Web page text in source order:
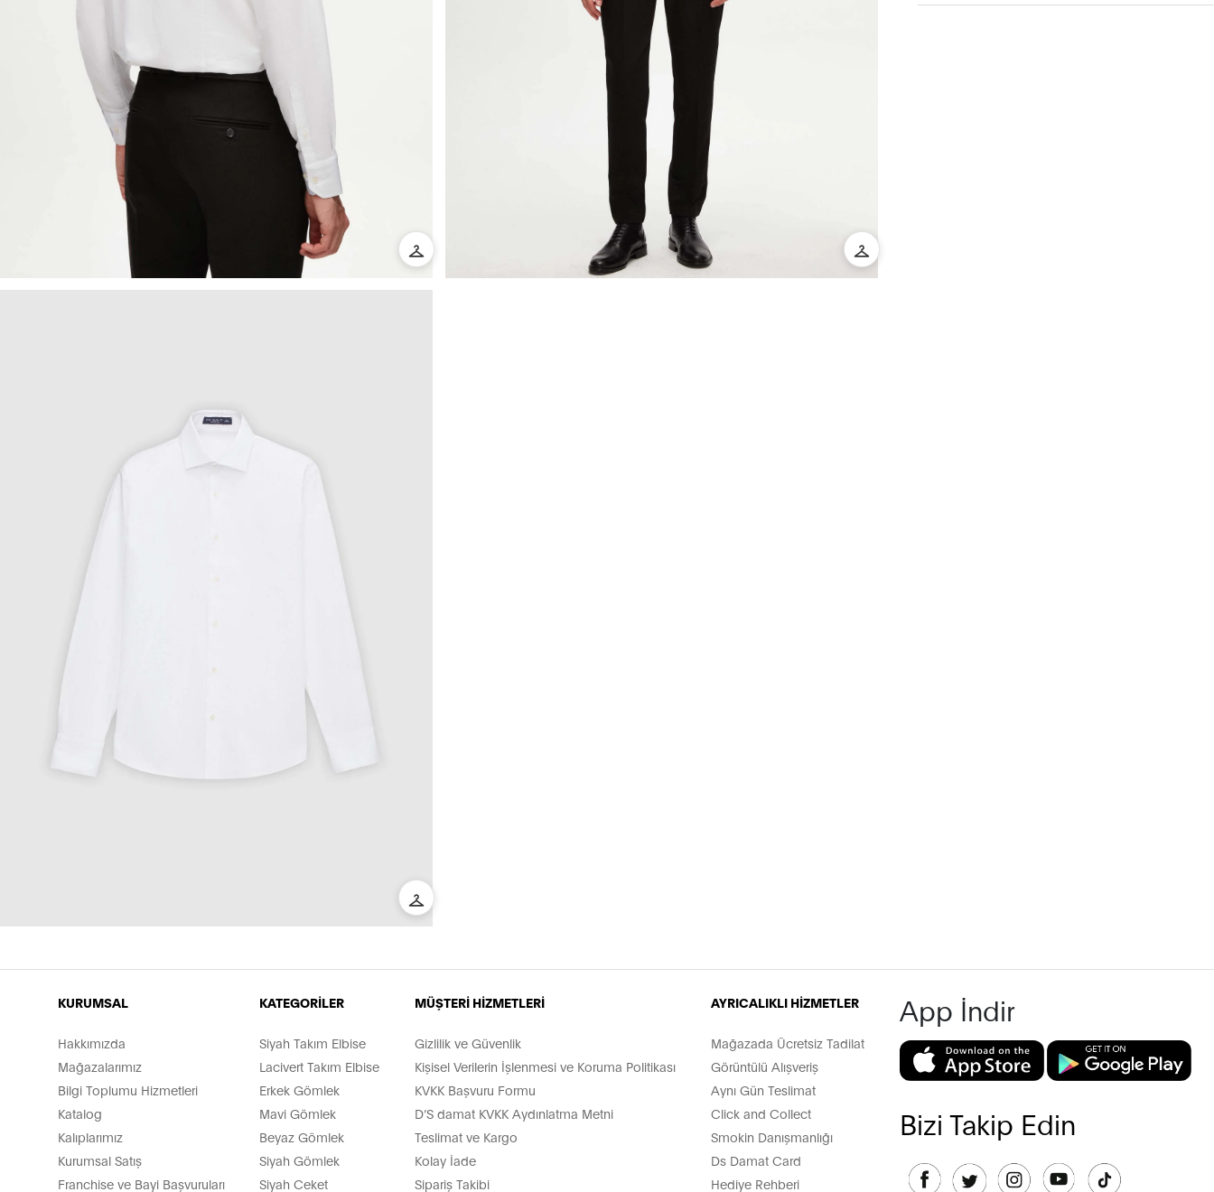
KURUMSAL
Hakkımızda
Mağazalarımız
Bilgi Toplumu Hizmetleri
Katalog
Kalıplarımız
Kurumsal Satış
Franchise ve Bayi Başvuruları
KATEGORİLER
Siyah Takım Elbise
Lacivert Takım Elbise
Erkek Gömlek
Mavi Gömlek
Beyaz Gömlek
Siyah Gömlek
Siyah Ceket
MÜŞTERİ HİZMETLERİ
Gizlilik ve Güvenlik
Kişisel Verilerin İşlenmesi ve Koruma Politikası
KVKK Başvuru Formu
D’S damat KVKK Aydınlatma Metni
Teslimat ve Kargo
Kolay İade
Sipariş Takibi
AYRICALIKLI HİZMETLER
Mağazada Ücretsiz Tadilat
Görüntülü Alışveriş
Aynı Gün Teslimat
Click and Collect
Smokin Danışmanlığı
Ds Damat Card
Hediye Rehberi
App İndir
Bizi Takip Edin